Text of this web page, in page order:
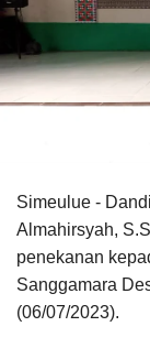
Simeulue -
Almahirsyah,
penekanan
Sanggamara
(06/07/2023).